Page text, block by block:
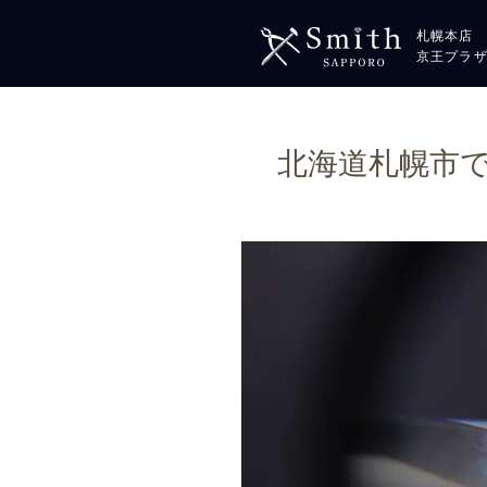
札幌本店
京王プラ
北海道札幌市